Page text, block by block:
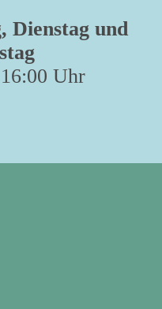
Dienstag und
Uhr